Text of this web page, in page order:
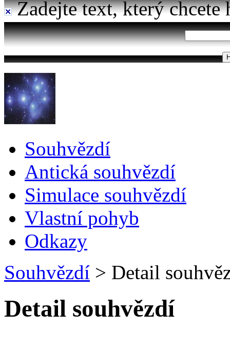
Zadejte text, který chcete
Souhvězdí
Antická souhvězdí
Simulace souhvězdí
Vlastní pohyb
Odkazy
Souhvězdí > Detail
Detail souhvězdí